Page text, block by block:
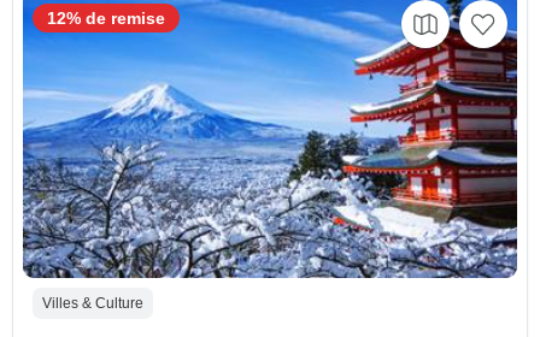
Villes & Culture
12% de remise